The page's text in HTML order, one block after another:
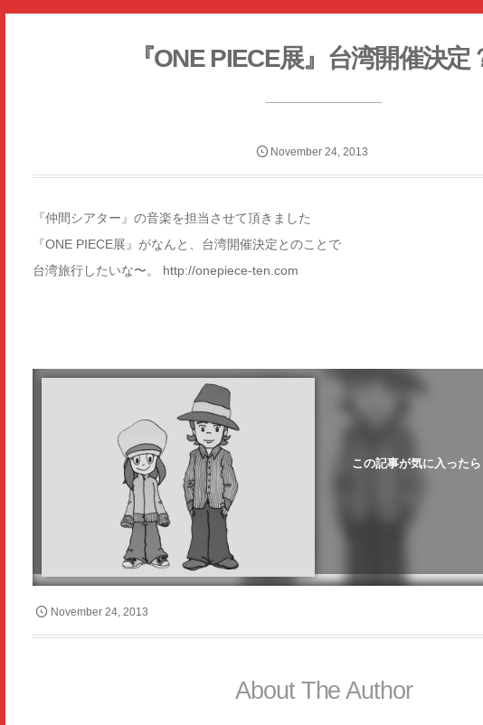
『ONE PIECE展』台湾開催決定
November 24, 2013
『仲間シアター』の音楽を担当させて頂きました
『ONE PIECE展』がなんと、台湾開催決定とのことで
台湾旅行したいな〜。 http://onepiece-ten.com
この記事が気に入った
November 24, 2013
About The Author